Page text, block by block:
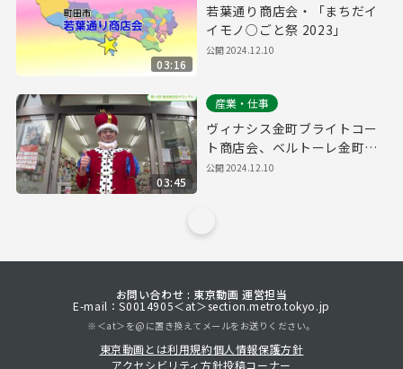
03:16
若葉通り商店会・「まちだイ
イモノ○ごと祭 2023」
公開2024.12.10
03:45
産業・仕事
ヴィナシス金町ブライトコー
ト商店会、ベルトーレ金町商
店会・「金町フェスタ～ハロ
公開2024.12.10
お問い合わせ : 東京動画 運営担当
E-mail：S0014905＜at＞section.metro.tokyo.jp
※＜at＞を@に置き換えてメールをお送りください。
東京動画とは利用規約個人情報保護方針
アクセシビリティ方針投稿コーナー